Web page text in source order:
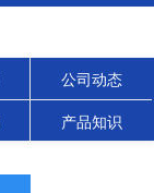
公司动态
产品知识